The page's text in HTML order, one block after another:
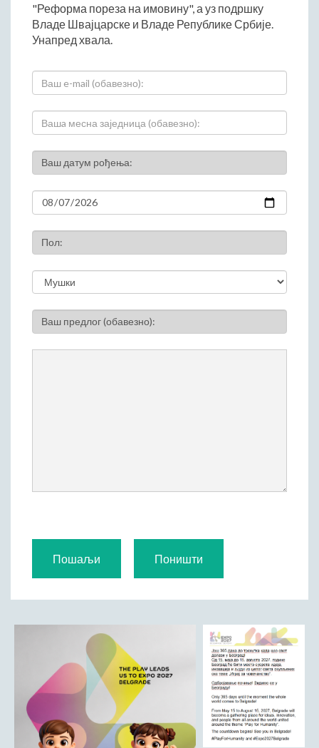
Индустрија
Грађевинарство
Занатство
Трговинa
Комунална делатност
ДРУШТВО
Образовање
Здравствена заштита
Културни живот
Социјална заштита
Спорт
Удружењa
Државна управа и администрација
ГАЛЕРИЈА
Црква брвнара у Доњој Оровици
Врхпоље - Етно село
Бобија
КОНТАКТ
"Реформа пореза на имовину", а уз подршку
Владе Швајцарске и Владе Републике Србије.
Унапред хвала.
Ваш датум рођења:
Пол:
Ваш предлог (обавезно):